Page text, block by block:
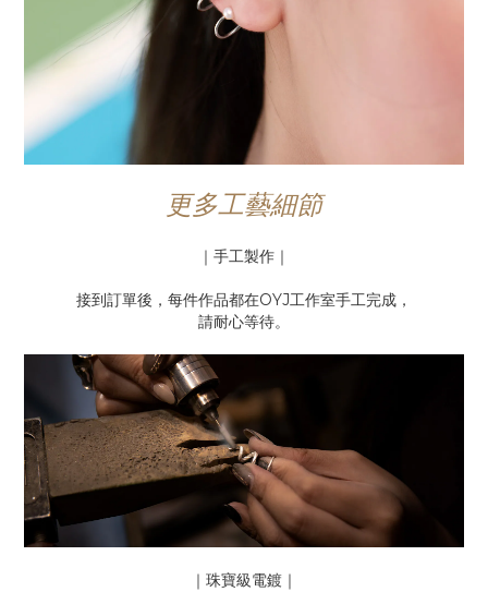
更多工藝細節
｜手工製作｜
接到訂單後，每件作品都在OYJ工作室手工完成，
請耐心等待。
｜珠寶級電鍍｜